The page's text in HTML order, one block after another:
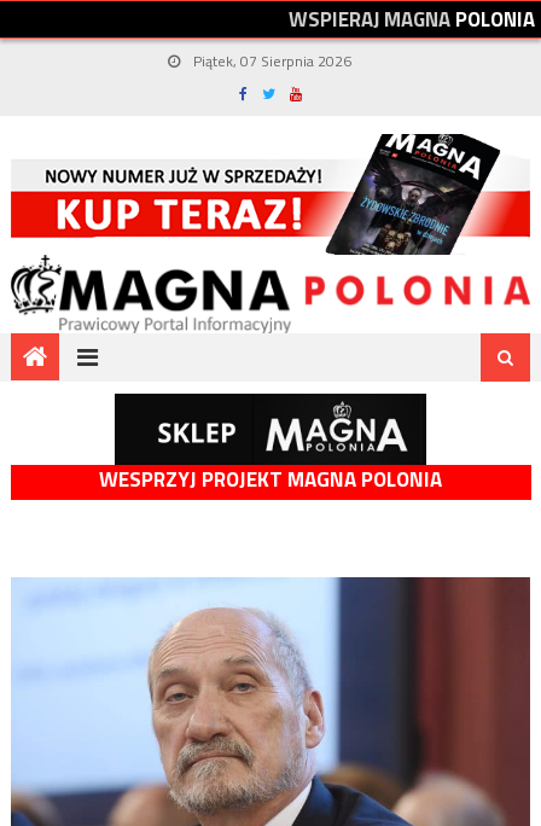
WSPIERAJMAGNAPOLONIA
Piątek, 07 Sierpnia 2026
WESPRZYJ PROJEKT MAGNA POLONIA